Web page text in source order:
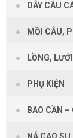
DÂY CÂU
MỒI CÂU,
LỒNG,
PHỤ KIỆN
BAO CẦN –